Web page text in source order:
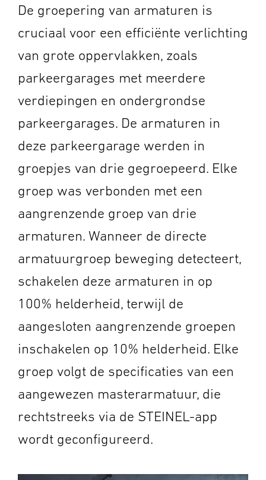
De groepering van armaturen is
cruciaal voor een efficiënte verlichting
van grote oppervlakken, zoals
parkeergarages met meerdere
verdiepingen en ondergrondse
parkeergarages. De armaturen in
deze parkeergarage werden in
groepjes van drie gegroepeerd. Elke
groep was verbonden met een
aangrenzende groep van drie
armaturen. Wanneer de directe
armatuurgroep beweging detecteert,
schakelen deze armaturen in op
100% helderheid, terwijl de
aangesloten aangrenzende groepen
inschakelen op 10% helderheid. Elke
groep volgt de specificaties van een
aangewezen masterarmatuur, die
rechtstreeks via de STEINEL-app
wordt geconfigureerd.